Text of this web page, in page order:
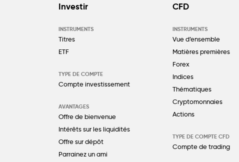
Investir
INSTRUMENTS
Titres
ETF
TYPE DE COMPTE
Compte investissement
AVANTAGES
Offre de bienvenue
Intérêts sur les liquidités
Offre sur dépôt
Parrainez un ami
CFD
INSTRUMENTS
Vue d’ensemble
Matières premières
Forex
Indices
Thématiques
Cryptomonnaies
Actions
TYPE DE COMPTE CFD
Compte de trading